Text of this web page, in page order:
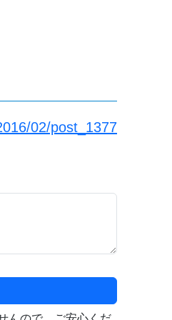
02/post_1377